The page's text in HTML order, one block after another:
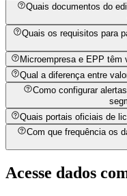
Quais documentos do
Quais os requisitos para
Microempresa e EPP têm
Qual a diferença entre
Como configurar
Quais portais oficiais de
Com que frequência os
Acesse dados